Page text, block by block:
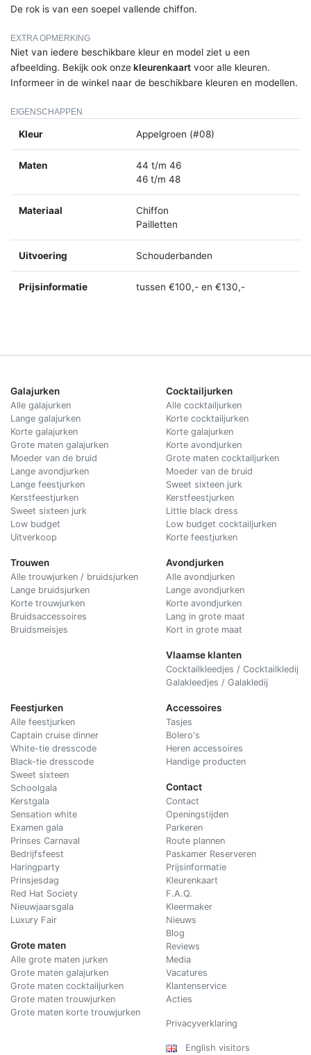
De rok is van een soepel vallende chiffon.
EXTRA OPMERKING
Niet van iedere beschikbare kleur en model ziet u een
afbeelding. Bekijk ook onzekleurenkaart voor alle kleuren.
Informeer in de winkel naar de beschikbare kleuren en modellen.
EIGENSCHAPPEN
Kleur Appelgroen (#08)
Maten
44 t/m 46
46 t/m 48
Materiaal
Chiffon
Pailletten
Uitvoering Schouderbanden
Prijsinformatie tussen €100,- en €130,-
Galajurken
Alle galajurken
Lange galajurken
Korte galajurken
Grote maten galajurken
Moeder van de bruid
Lange avondjurken
Lange feestjurken
Kerstfeestjurken
Sweet sixteen jurk
Low budget
Uitverkoop
Trouwen
Alle trouwjurken / bruidsjurken
Lange bruidsjurken
Korte trouwjurken
Bruidsaccessoires
Bruidsmeisjes
Cocktailjurken
Alle cocktailjurken
Korte cocktailjurken
Korte galajurken
Korte avondjurken
Grote maten cocktailjurken
Moeder van de bruid
Sweet sixteen jurk
Kerstfeestjurken
Little black dress
Low budget cocktailjurken
Korte feestjurken
Avondjurken
Alle avondjurken
Lange avondjurken
Korte avondjurken
Lang in grote maat
Kort in grote maat
Vlaamse klanten
Cocktailkleedjes / Cocktailkledij
Galakleedjes / Galakledij
Feestjurken
Alle feestjurken
Captain cruise dinner
White-tie dresscode
Black-tie dresscode
Sweet sixteen
Schoolgala
Kerstgala
Sensation white
Examen gala
Prinses Carnaval
Bedrijfsfeest
Haringparty
Prinsjesdag
Red Hat Society
Nieuwjaarsgala
Luxury Fair
Grote maten
Alle grote maten jurken
Grote maten galajurken
Grote maten cocktailjurken
Grote maten trouwjurken
Grote maten korte trouwjurken
Accessoires
Tasjes
Bolero's
Heren accessoires
Handige producten
Contact
Contact
Openingstijden
Parkeren
Route plannen
Paskamer Reserveren
Prijsinformatie
Kleurenkaart
F.A.Q.
Kleermaker
Nieuws
Blog
Reviews
Media
Vacatures
Klantenservice
Acties
Privacyverklaring
English visitors